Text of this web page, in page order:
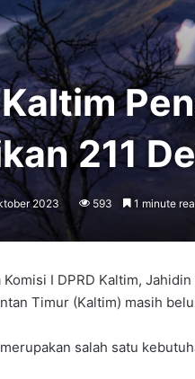
211
2023 593 1 minute
Komisi I DPRD Kaltim,
Timur (Kaltim) masih
salah satu